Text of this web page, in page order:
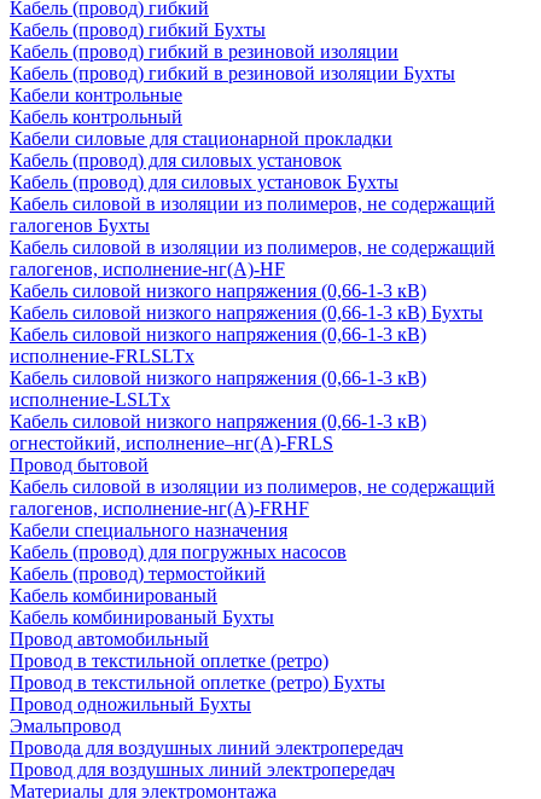
Кабель (провод) гибкий
Кабель (провод) гибкий Бухты
Кабель (провод) гибкий в резиновой изоляции
Кабель (провод) гибкий в резиновой изоляции Бухты
Кабели контрольные
Кабель контрольный
Кабели силовые для стационарной прокладки
Кабель (провод) для силовых установок
Кабель (провод) для силовых установок Бухты
Кабель силовой в изоляции из полимеров, не содержащий
галогенов Бухты
Кабель силовой в изоляции из полимеров, не содержащий
галогенов, исполнение-нг(А)-HF
Кабель силовой низкого напряжения (0,66-1-3 кВ)
Кабель силовой низкого напряжения (0,66-1-3 кВ) Бухты
Кабель силовой низкого напряжения (0,66-1-3 кВ)
исполнение-FRLSLTx
Кабель силовой низкого напряжения (0,66-1-3 кВ)
исполнение-LSLTx
Кабель силовой низкого напряжения (0,66-1-3 кВ)
огнестойкий, исполнение–нг(А)-FRLS
Провод бытовой
Кабель силовой в изоляции из полимеров, не содержащий
галогенов, исполнение-нг(А)-FRHF
Кабели специального назначения
Кабель (провод) для погружных насосов
Кабель (провод) термостойкий
Кабель комбинированый
Кабель комбинированый Бухты
Провод автомобильный
Провод в текстильной оплетке (ретро)
Провод в текстильной оплетке (ретро) Бухты
Провод одножильный Бухты
Эмальпровод
Провода для воздушных линий электропередач
Провод для воздушных линий электропередач
Материалы для электромонтажа